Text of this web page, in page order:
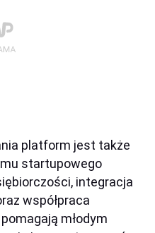
platform jest także
startupowego
integracja
współpraca
młodym